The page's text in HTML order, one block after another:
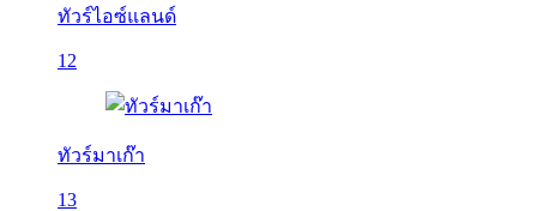
ทัวร์ไอซ์แลนด์
12
ทัวร์มาเก๊า
13